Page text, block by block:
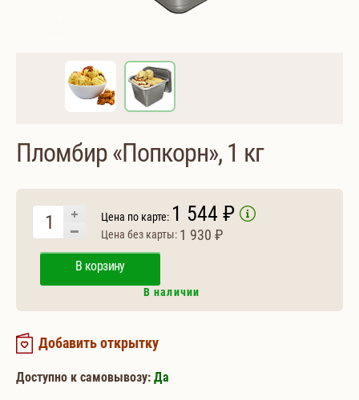
Пломбир «Попкорн», 1 кг
Цена по карте: 1 544 ₽
Цена без карты: 1 930 ₽
В корзину
В наличии
Добавить открытку
Доступно к самовывозу: Да